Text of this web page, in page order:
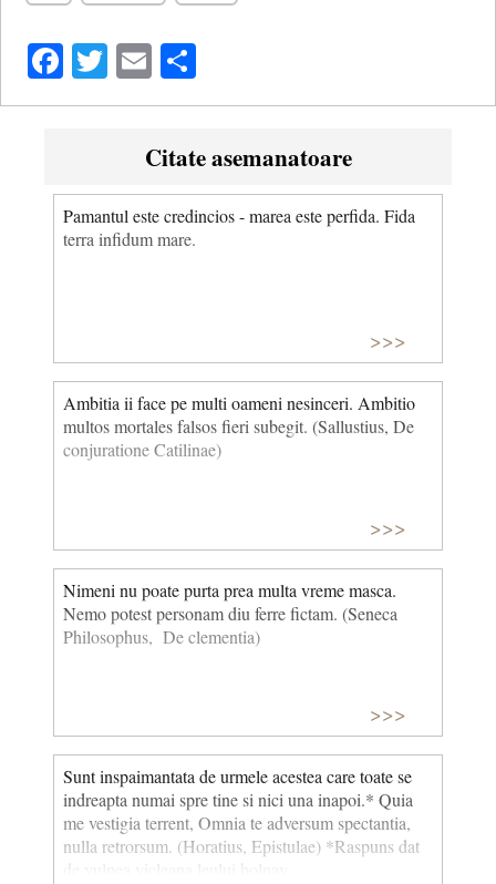
Facebook
Twitter
Email
Citate asemanatoare
Pamantul este credincios - marea este perfida. Fida
terra infidum mare.
>>>
Ambitia ii face pe multi oameni nesinceri. Ambitio
multos mortales falsos fieri subegit. (Sallustius, De
conjuratione Catilinae)
>>>
Nimeni nu poate purta prea multa vreme masca.
Nemo potest personam diu ferre fictam. (Seneca
Philosophus, De clementia)
>>>
Sunt inspaimantata de urmele acestea care toate se
indreapta numai spre tine si nici una inapoi.* Quia
me vestigia terrent, Omnia te adversum spectantia,
nulla retrorsum. (Horatius, Epistulae) *Raspuns dat
de vulpea vicleana leului bolnav.